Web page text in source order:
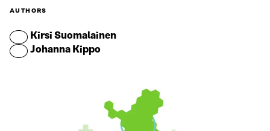
AUTHORS
Kirsi Suomalainen
Johanna Kippo